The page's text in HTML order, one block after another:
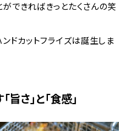
できればきっとたくさんの笑
ンドカットフライズは誕生しま
さ」と「食感」